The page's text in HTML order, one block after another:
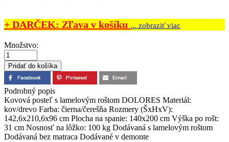
+ DARČEK: Zľava v košíku ... zobraziť viac
Množstvo:
Podrobný popis
Kovová posteľ s lamelovým roštom DOLORES Materiál:
kov/drevo Farba: čierna/čerešňa Rozmery (ŠxHxV):
142,6x210,6x96 cm Plocha na spanie: 140x200 cm Výška po rošt:
31 cm Nosnosť na lôžko: 100 kg Dodávaná s lamelovým roštom
Dodávaná bez matraca Dodávané v demonte